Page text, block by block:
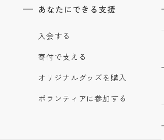
あなたにできる支援
入会する
寄付で支える
オリジナルグッズを購入
ボランティアに参加する